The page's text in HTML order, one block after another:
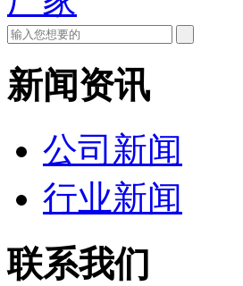
新闻资讯
公司新闻
行业新闻
联系我们